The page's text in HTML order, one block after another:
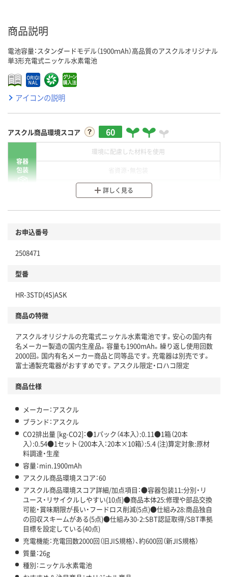
商品説明
電池容量：スタンダードモデル（1900ｍAh）高品質のアスクルオリジナル
単3形充電式ニッケル水素電池
アイコンの説明
アスクル商品環境スコア 60
容器
包装
環境に配慮した材料を使用
分別・リサイクルしやすい設計
本体
仕組
この商品の環境配慮ポイントです。下記商品詳細「
アスクル商品環境スコア詳細／加点項目
」で確認できます。
詳しく見る
お申込番号
2508471
型番
HR-3STD(4S)ASK
商品の特徴
アスクルオリジナルの充電式ニッケル水素電池です。安心の国内有
名メーカー製造の国内生産品。容量も1900mAh。繰り返し使用回数
2000回。国内有名メーカー商品と同等品です。充電器は別売です。
富士通製充電器がおすすめです。アスクル限定・ロハコ限定
商品仕様
メーカー：アスクル
ブランド：アスクル
CO2排出量 [kg-CO2]：●1パック（4本入）:0.11●1箱（20本
入）:0.54●1セット（200本入：20本×10箱）:5.4 (注)算定対象:原材
料調達・生産
容量：min.1900mAh
アスクル商品環境スコア：60
アスクル商品環境スコア詳細/加点項目：●容器包装11:分別・リ
ユース・リサイクルしやすい(10点)●商品本体25:修理や部品交換
可能・賞味期限が長い・フードロス削減(5点)●仕組み28:商品独自
の回収スキームがある(5点)●仕組み30-2:SBT認証取得/SBT準拠
目標を設定している(40点)
充電機能：充電回数2000回（旧JIS規格）、約600回（新JIS規格）
質量：26g
種別：ニッケル水素電池